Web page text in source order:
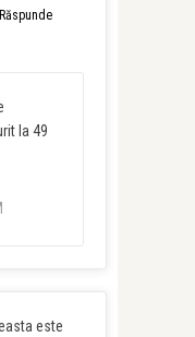
Răspunde
la 49
este